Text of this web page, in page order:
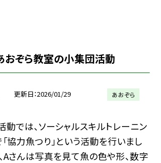
ぞら教室の小集団活動
更新日 2026/01/29 あおぞら
では、ソーシャルスキルトレーニン
「協力魚つり」という活動を行いまし
Aさんは写真を見て魚の色や形、数字